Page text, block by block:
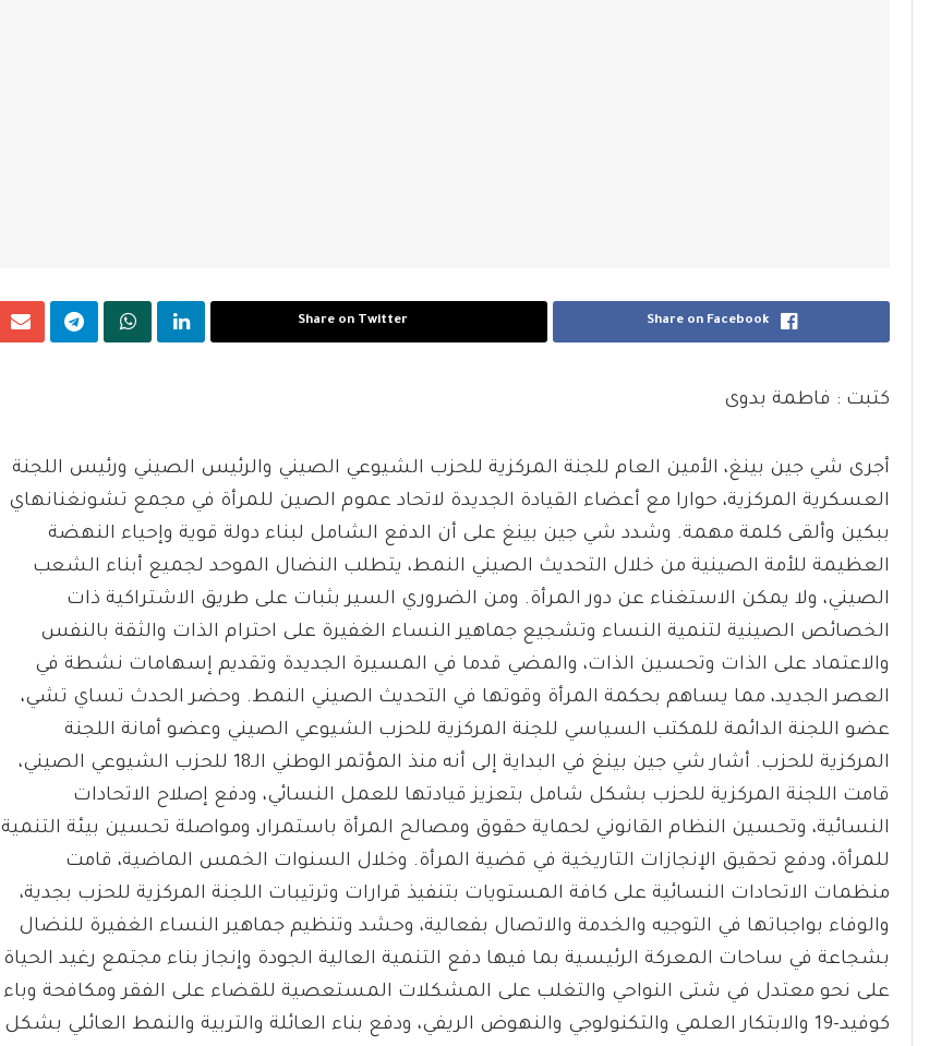
Share on Facebook
Share on Twitter
كتبت : فاطمة بدوى
أجرى شي جين بينغ، الأمين العام للجنة المركزية للحزب الشيوعي الصيني والرئيس الصيني ورئيس اللجنة
العسكرية المركزية، حوارا مع أعضاء القيادة الجديدة لاتحاد عموم الصين للمرأة في مجمع تشونغنانهاي
ببكين وألقى كلمة مهمة. وشدد شي جين بينغ على أن الدفع الشامل لبناء دولة قوية وإحياء النهضة
العظيمة للأمة الصينية من خلال التحديث الصيني النمط، يتطلب النضال الموحد لجميع أبناء الشعب
الصيني، ولا يمكن الاستغناء عن دور المرأة. ومن الضروري السير بثبات على طريق الاشتراكية ذات
الخصائص الصينية لتنمية النساء وتشجيع جماهير النساء الغفيرة على احترام الذات والثقة بالنفس
والاعتماد على الذات وتحسين الذات، والمضي قدما في المسيرة الجديدة وتقديم إسهامات نشطة في
العصر الجديد، مما يساهم بحكمة المرأة وقوتها في التحديث الصيني النمط. وحضر الحدث تساي تشي،
عضو اللجنة الدائمة للمكتب السياسي للجنة المركزية للحزب الشيوعي الصيني وعضو أمانة اللجنة
المركزية للحزب. أشار شي جين بينغ في البداية إلى أنه منذ المؤتمر الوطني الـ18 للحزب الشيوعي الصيني،
قامت اللجنة المركزية للحزب بشكل شامل بتعزيز قيادتها للعمل النسائي، ودفع إصلاح الاتحادات
النسائية، وتحسين النظام القانوني لحماية حقوق ومصالح المرأة باستمرار، ومواصلة تحسين بيئة التنمية
للمرأة، ودفع تحقيق الإنجازات التاريخية في قضية المرأة. وخلال السنوات الخمس الماضية، قامت
منظمات الاتحادات النسائية على كافة المستويات بتنفيذ قرارات وترتيبات اللجنة المركزية للحزب بجدية،
والوفاء بواجباتها في التوجيه والخدمة والاتصال بفعالية، وحشد وتنظيم جماهير النساء الغفيرة للنضال
بشجاعة في ساحات المعركة الرئيسية بما فيها دفع التنمية العالية الجودة وإنجاز بناء مجتمع رغيد الحياة
على نحو معتدل في شتى النواحي والتغلب على المشكلات المستعصية للقضاء على الفقر ومكافحة وباء
كوفيد-19 والابتكار العلمي والتكنولوجي والنهوض الريفي، ودفع بناء العائلة والتربية والنمط العائلي بشكل